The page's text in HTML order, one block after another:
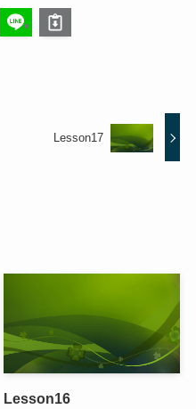
Lesson17
Lesson16